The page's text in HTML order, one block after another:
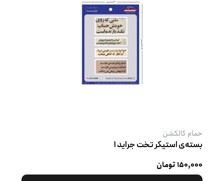
حمام کالکشن
بسته‌ی استیکر تخت جراید ۱
۱۵۰,۰۰۰ تومان